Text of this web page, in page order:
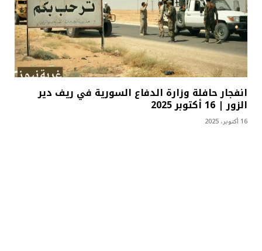
انفجار حافلة وزارة الدفاع السورية في ريف دير
الزور | 16 أكتوبر 2025
16 أكتوبر، 2025